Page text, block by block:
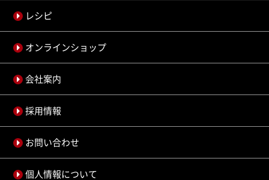
レシピ
オンラインショップ
会社案内
採用情報
お問い合わせ
個人情報について